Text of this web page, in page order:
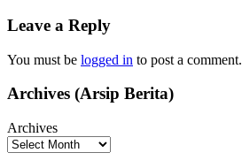
Leave a Reply
You must be logged in to post a comment.
Archives (Arsip Berita)
Archives